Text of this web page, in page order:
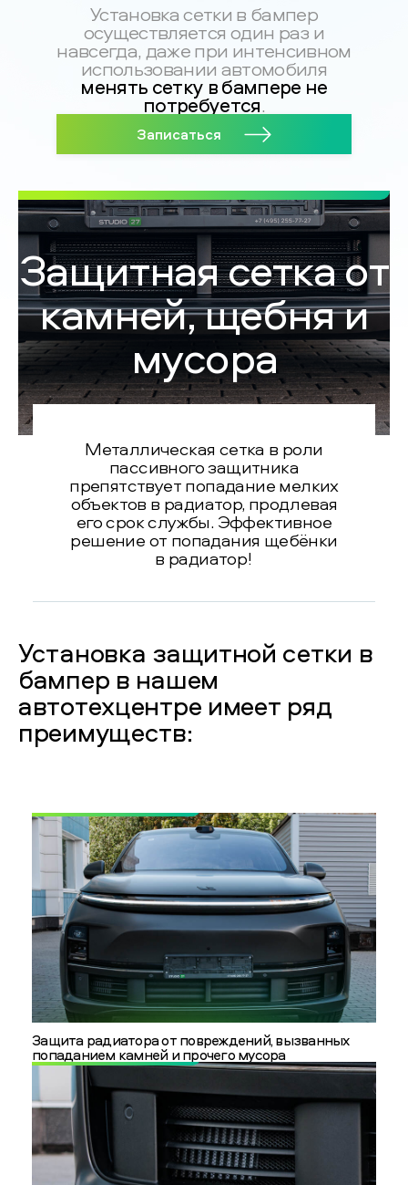
Установка сетки в бампер
осуществляется один раз и
навсегда, даже при интенсивном
использовании автомобиля
менять сетку в бампере не
потребуется.
Записаться
Защитная сетка от
камней, щебня и
мусора
Металлическая сетка в роли
пассивного защитника
препятствует попадание мелких
объектов в радиатор, продлевая
его срок службы. Эффективное
решение от попадания щебёнки
в радиатор!
Установка защитной сетки в
бампер в нашем
автотехцентре имеет ряд
преимуществ:
Защита радиатора от повреждений, вызванных
попаданием камней и прочего мусора